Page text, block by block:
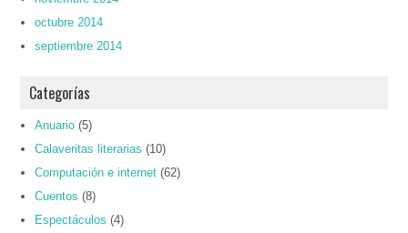
octubre 2014
septiembre 2014
Categorías
Anuario (5)
Calaveritas literarias (10)
Computación e internet (62)
Cuentos (8)
Espectáculos (4)